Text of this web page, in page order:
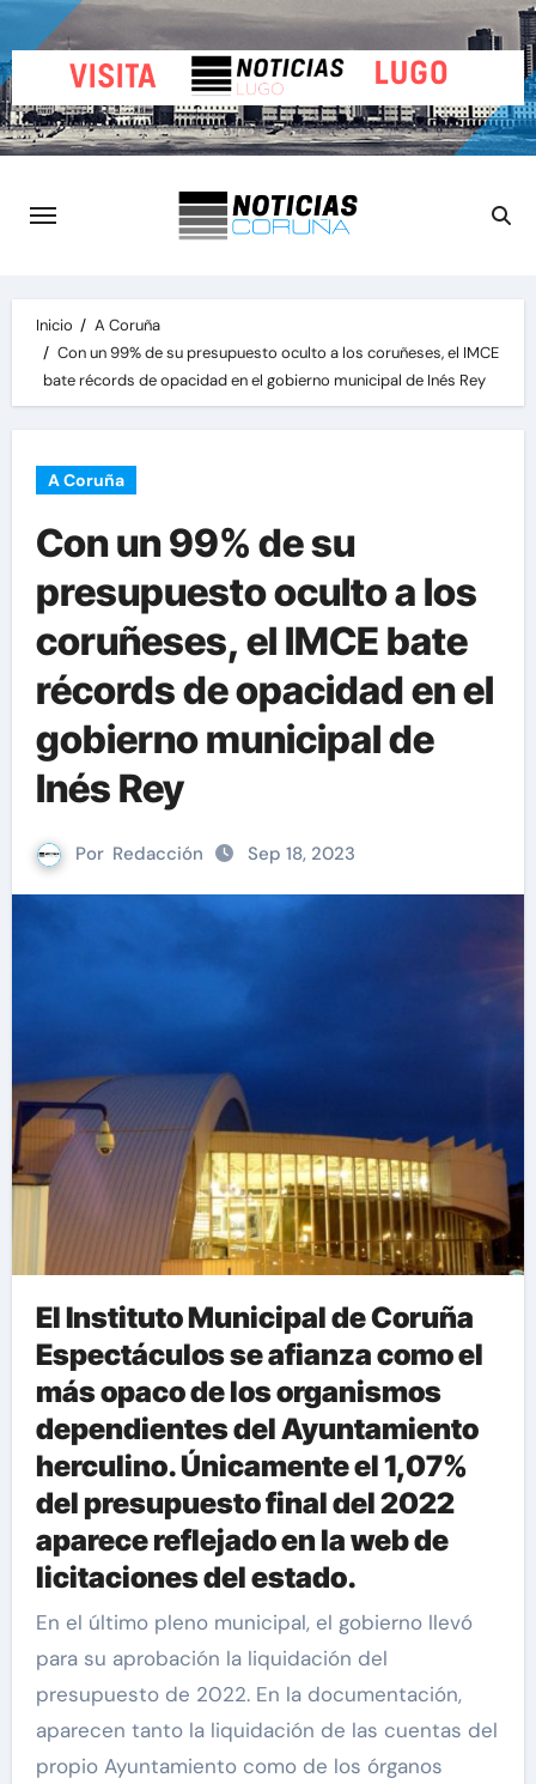
al
contenido
Inicio
A Coruña
Con un 99% de su presupuesto oculto a los coruñeses, el IMCE
bate récords de opacidad en el gobierno municipal de Inés Rey
A Coruña
Con un 99% de su
presupuesto oculto a los
coruñeses, el IMCE bate
récords de opacidad en el
gobierno municipal de
Inés Rey
Por Redacción Sep 18, 2023
El Instituto Municipal de Coruña
Espectáculos se afianza como el
más opaco de los organismos
dependientes del Ayuntamiento
herculino. Únicamente el 1,07%
del presupuesto final del 2022
aparece reflejado en la web de
licitaciones del estado.
En el último pleno municipal, el gobierno llevó
para su aprobación la liquidación del
presupuesto de 2022. En la documentación,
aparecen tanto la liquidación de las cuentas del
propio Ayuntamiento como de los órganos